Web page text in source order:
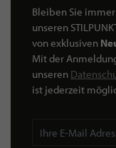
Bleiben Sie immer
unseren
von exklusiven
Mit der
unseren
ist jederzeit